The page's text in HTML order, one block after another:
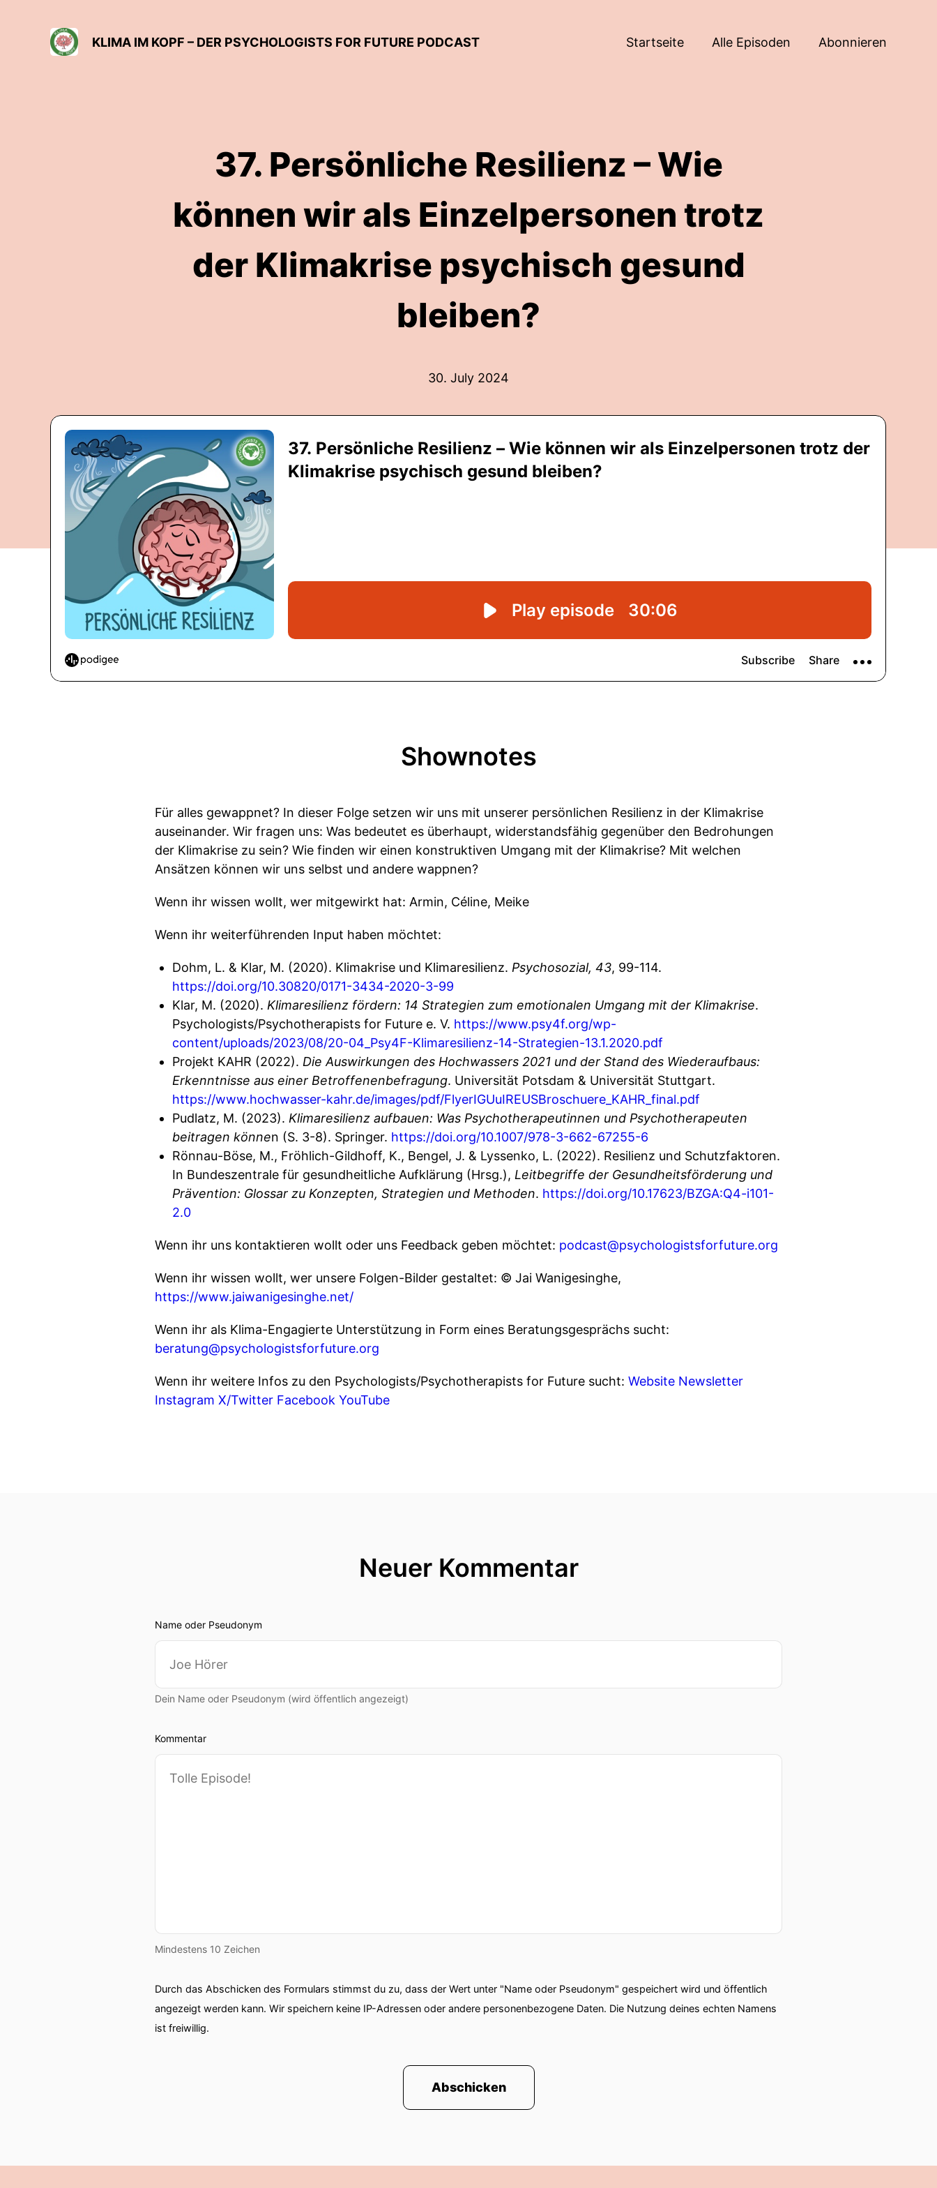
KLIMA IM KOPF – DER PSYCHOLOGISTS FOR FUTURE PODCAST Startseite Alle Episoden Abonnieren
37. Persönliche Resilienz – Wie
können wir als Einzelpersonen trotz
der Klimakrise psychisch gesund
bleiben?
30. July 2024
Shownotes
Für alles gewappnet? In dieser Folge setzen wir uns mit unserer persönlichen Resilienz in der Klimakrise
auseinander. Wir fragen uns: Was bedeutet es überhaupt, widerstandsfähig gegenüber den Bedrohungen
der Klimakrise zu sein? Wie finden wir einen konstruktiven Umgang mit der Klimakrise? Mit welchen
Ansätzen können wir uns selbst und andere wappnen?
Wenn ihr wissen wollt, wer mitgewirkt hat: Armin, Céline, Meike
Wenn ihr weiterführenden Input haben möchtet:
Dohm, L. & Klar, M. (2020). Klimakrise und Klimaresilienz. Psychosozial, 43, 99-114.
https://doi.org/10.30820/0171-3434-2020-3-99
Klar, M. (2020). Klimaresilienz fördern: 14 Strategien zum emotionalen Umgang mit der Klimakrise.
Psychologists/Psychotherapists for Future e. V. https://www.psy4f.org/wp-
content/uploads/2023/08/20-04_Psy4F-Klimaresilienz-14-Strategien-13.1.2020.pdf
Projekt KAHR (2022). Die Auswirkungen des Hochwassers 2021 und der Stand des Wiederaufbaus:
Erkenntnisse aus einer Betroffenenbefragung. Universität Potsdam & Universität Stuttgart.
https://www.hochwasser-kahr.de/images/pdf/FlyerIGUuIREUSBroschuere_KAHR_final.pdf
Pudlatz, M. (2023). Klimaresilienz aufbauen: Was Psychotherapeutinnen und Psychotherapeuten
beitragen können (S. 3-8). Springer. https://doi.org/10.1007/978-3-662-67255-6
Rönnau-Böse, M., Fröhlich-Gildhoff, K., Bengel, J. & Lyssenko, L. (2022). Resilienz und Schutzfaktoren.
In Bundeszentrale für gesundheitliche Aufklärung (Hrsg.), Leitbegriffe der Gesundheitsförderung und
Prävention: Glossar zu Konzepten, Strategien und Methoden. https://doi.org/10.17623/BZGA:Q4-i101-
2.0
Wenn ihr uns kontaktieren wollt oder uns Feedback geben möchtet: podcast@psychologistsforfuture.org
Wenn ihr wissen wollt, wer unsere Folgen-Bilder gestaltet: © Jai Wanigesinghe,
https://www.jaiwanigesinghe.net/
Wenn ihr als Klima-Engagierte Unterstützung in Form eines Beratungsgesprächs sucht:
beratung@psychologistsforfuture.org
Wenn ihr weitere Infos zu den Psychologists/Psychotherapists for Future sucht: Website Newsletter
Instagram X/Twitter Facebook YouTube
Neuer Kommentar
Name oder Pseudonym
Dein Name oder Pseudonym (wird öffentlich angezeigt)
Kommentar
Mindestens 10 Zeichen
Durch das Abschicken des Formulars stimmst du zu, dass der Wert unter "Name oder Pseudonym" gespeichert wird und öffentlich
angezeigt werden kann. Wir speichern keine IP-Adressen oder andere personenbezogene Daten. Die Nutzung deines echten Namens
ist freiwillig.
Abschicken